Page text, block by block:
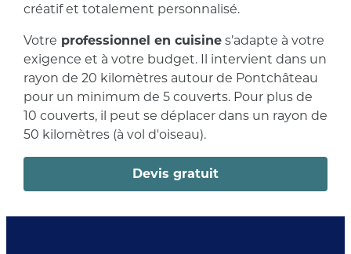
créatif et totalement personnalisé.
Votre professionnel en cuisines’adapte à votre
exigence et à votre budget. Il intervient dans un
rayon de 20 kilomètres autour de Pontchâteau
pour un minimum de 5 couverts. Pour plus de
10 couverts, il peut se déplacer dans un rayon de
50 kilomètres (à vol d'oiseau).
Devis gratuit